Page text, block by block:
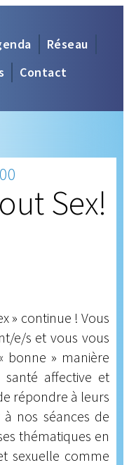
Réseau
Contact
Sex!
» continue ! Vous
e/s et vous vous
bonne » manière
affective et
répondre à leurs
nos séances de
thématiques en
sexuelle comme